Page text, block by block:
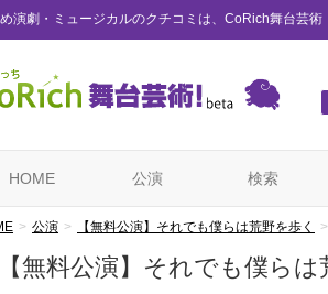
演劇・ミュージカルのクチコミは、CoRich舞台芸術
HOME 公演 検索
公演 【無料公演】それでも僕らは荒野を歩く
【無料公演】それでも僕ら